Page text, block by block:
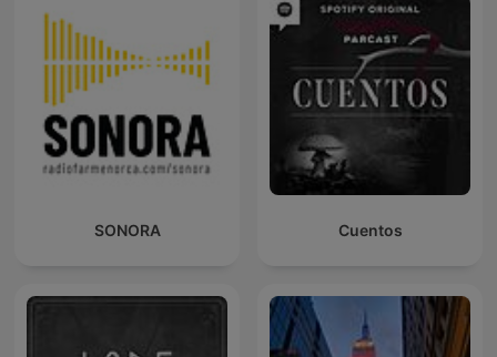
SONORA Cuentos